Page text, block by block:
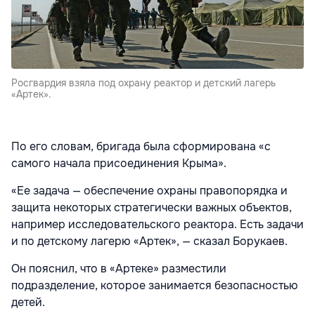
Росгвардия взяла под охрану реактор и детский лагерь
«Артек».
По его словам, бригада была сформирована «с
самого начала присоединения Крыма».
«Ее задача — обеспечение охраны правопорядка и
защита некоторых стратегически важных объектов,
например исследовательского реактора. Есть задачи
и по детскому лагерю «Артек», — сказал Борукаев.
Он пояснил, что в «Артеке» разместили
подразделение, которое занимается безопасностью
детей.